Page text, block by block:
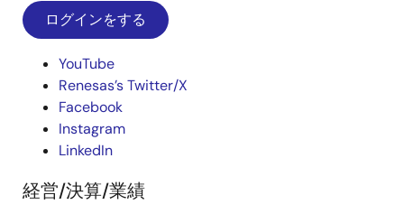
ログインをする
YouTube
Renesas’s Twitter/X
Facebook
Instagram
LinkedIn
経営/決算/業績